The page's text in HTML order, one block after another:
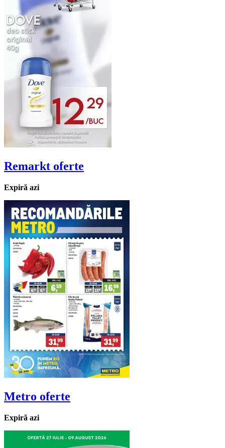
Remarkt oferte
Expiră azi
Metro oferte
Expiră azi